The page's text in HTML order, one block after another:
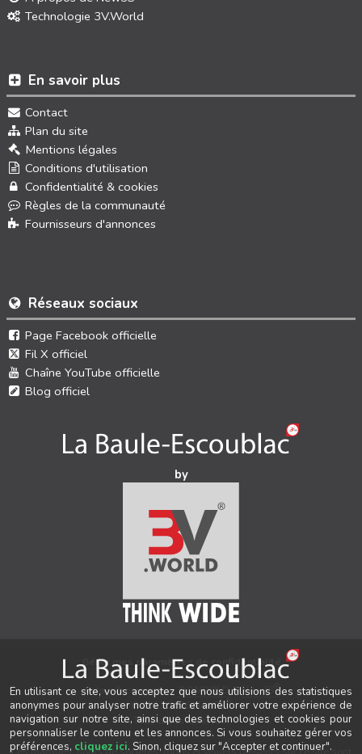
Réseaux sociaux
Page Facebook officielle
Fil X officiel
Chaîne YouTube officielle
Blog officiel
En savoir plus
Contact
Plan du site
Mentions légales
Conditions d'utilisation
Confidentialité & cookies
Règles de la communauté
Fournisseurs d'annonces
Technologie 3V.World
by
Gérer mes paramètres de confidentialité
Auteur & conception 3V.WORLD&New3S ®
© 2021-2026 New3S®
Tous droits réservés.
Les marques, noms de sociétés, logos et visuels présents sur ce site sont
En utilisant ce site, vous acceptez que nous utilisions des statistiques
anonymes pour analyser notre trafic et améliorer votre expérience de
navigation sur notre site, ainsi que des technologies et cookies pour
personnaliser le contenu et les annonces. Si vous souhaitez gérer vos
préférences, cliquez ici. Sinon, cliquez sur "Accepter et continuer".